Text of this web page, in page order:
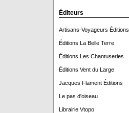
Éditeurs
Artisans-Voyageurs Éditions
Éditions La Belle Terre
Éditions Les Chantuseries
Éditions Vent du Large
Jacques Flament Éditions
Le pas d'oiseau
Librairie Vtopo